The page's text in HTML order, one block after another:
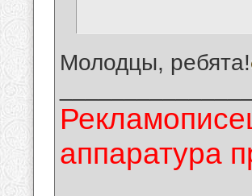
Молодцы, ребята!
аппаратура